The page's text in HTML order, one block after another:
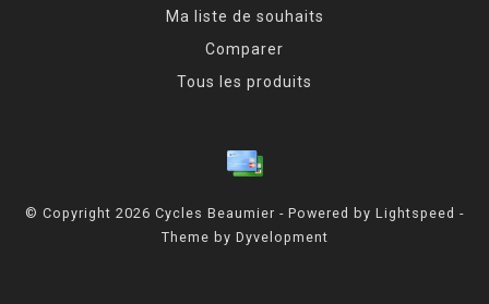
Ma liste de souhaits
Comparer
Tous les produits
© Copyright 2026 Cycles Beaumier - Powered by Lightspeed -
Theme by Dyvelopment